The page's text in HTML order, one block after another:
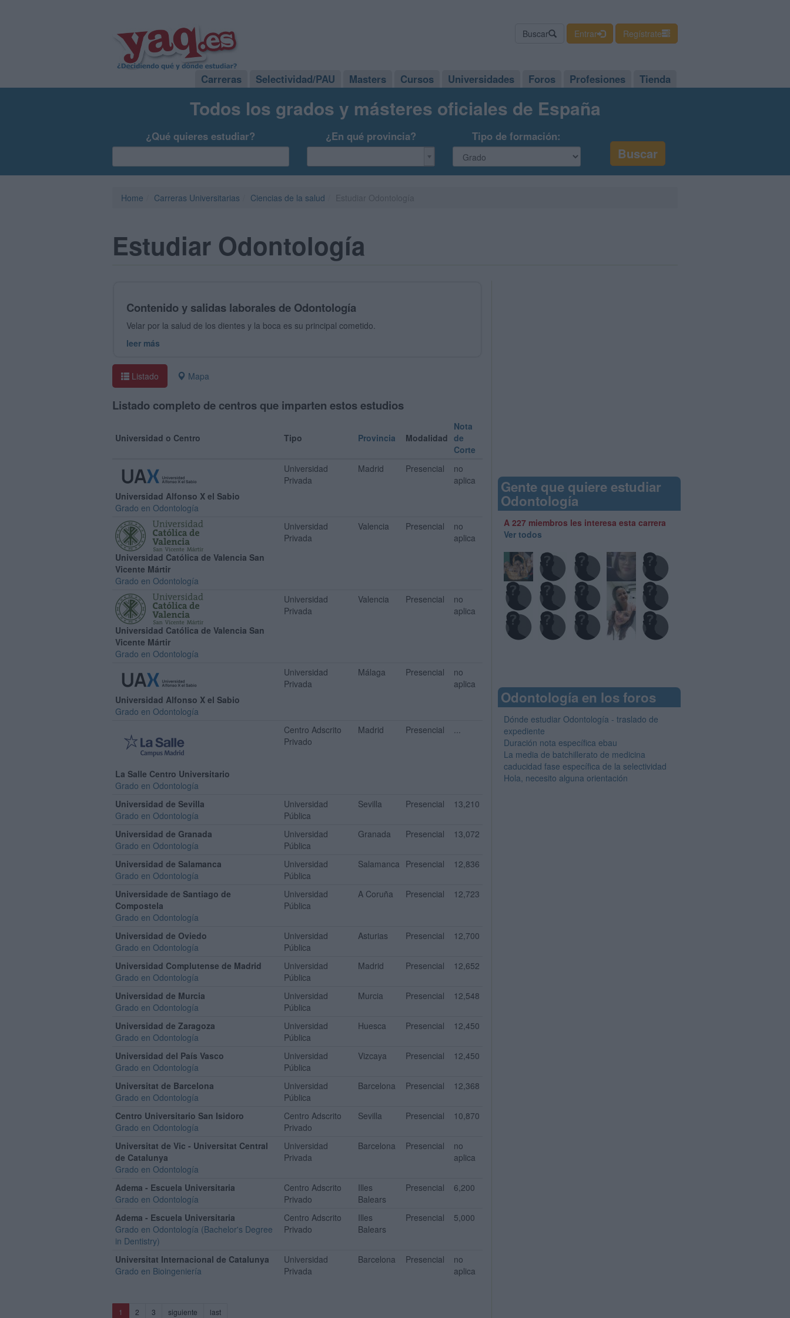
Buscar Entrar Regístrate
Carreras Selectividad/PAU Masters Cursos Universidades Foros Profesiones Tienda
Todos los grados y másteres oficiales de España
¿Qué quieres estudiar? ¿En qué provincia? Tipo de formación:
Home Carreras Universitarias Ciencias de la salud
Estudiar Odontología
Contenido y salidas laborales de Odontología
Velar por la salud de los dientes y la boca es su principal cometido.
leer más
Listado Mapa
Listado completo de centros que imparten estos estudios
Universidad o Centro Tipo Provincia Modalidad
Nota
de
Corte
Universidad Alfonso X el Sabio
Grado en Odontología
Universidad
Privada
Madrid Presencial
no
aplica
Universidad Católica de Valencia San
Vicente Mártir
Grado en Odontología
Universidad
Privada
Valencia Presencial
no
aplica
Universidad Católica de Valencia San
Vicente Mártir
Grado en Odontología
Universidad
Privada
Valencia Presencial
no
aplica
Universidad Alfonso X el Sabio
Grado en Odontología
Universidad
Privada
Málaga Presencial
no
aplica
La Salle Centro Universitario
Grado en Odontología
Centro Adscrito
Privado
Madrid Presencial ...
Universidad de Sevilla
Grado en Odontología
Universidad
Pública
Sevilla Presencial 13,210
Universidad de Granada
Grado en Odontología
Universidad
Pública
Granada Presencial 13,072
Universidad de Salamanca
Grado en Odontología
Universidad
Pública
Salamanca Presencial 12,836
Universidade de Santiago de
Compostela
Grado en Odontología
Universidad
Pública
A Coruña Presencial 12,723
Universidad de Oviedo
Grado en Odontología
Universidad
Pública
Asturias Presencial 12,700
Universidad Complutense de Madrid
Grado en Odontología
Universidad
Pública
Madrid Presencial 12,652
Universidad de Murcia
Grado en Odontología
Universidad
Pública
Murcia Presencial 12,548
Universidad de Zaragoza
Grado en Odontología
Universidad
Pública
Huesca Presencial 12,450
Universidad del País Vasco
Grado en Odontología
Universidad
Pública
Vizcaya Presencial 12,450
Universitat de Barcelona
Grado en Odontología
Universidad
Pública
Barcelona Presencial 12,368
Centro Universitario San Isidoro
Grado en Odontología
Centro Adscrito
Privado
Sevilla Presencial 10,870
Universitat de Vic - Universitat Central
de Catalunya
Grado en Odontología
Universidad
Privada
Barcelona Presencial
no
aplica
Adema - Escuela Universitaria
Grado en Odontología
Centro Adscrito
Privado
Illes
Balears
Presencial 6,200
Adema - Escuela Universitaria
Grado en Odontología (Bachelor's Degree
in Dentistry)
Centro Adscrito
Privado
Illes
Balears
Presencial 5,000
Universitat Internacional de Catalunya
Grado en Bioingeniería
Universidad
Privada
Barcelona Presencial
no
aplica
1 (current)
2 3 siguiente last
Gente que quiere estudiar
Odontología
A 227 miembros les interesa esta carrera
Ver todos
Odontología en los foros
Dónde estudiar Odontología - traslado de
expediente
Duración nota específica ebau
La media de batchillerato de medicina
caducidad fase específica de la selectividad
Hola, necesito alguna orientación